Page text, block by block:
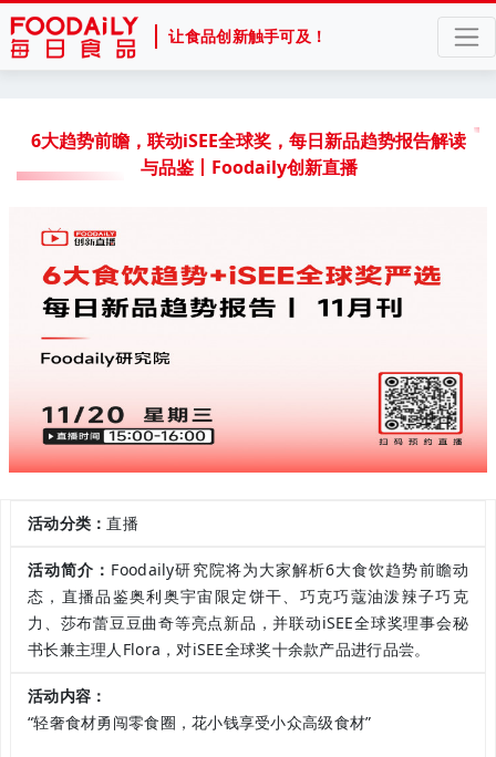
让食品创新触手可及！
6大趋势前瞻，联动iSEE全球奖，每日新品趋势报告解读
与品鉴丨Foodaily创新直播
活动分类：直播
活动简介： Foodaily研究院将为大家解析6大食饮趋势前瞻动
态，直播品鉴奥利奥宇宙限定饼干、巧克巧蔻油泼辣子巧克
力、莎布蕾豆豆曲奇等亮点新品，并联动iSEE全球奖理事会秘
书长兼主理人Flora，对iSEE全球奖十余款产品进行品尝。
活动内容：
“轻奢食材勇闯零食圈，花小钱享受小众高级食材”